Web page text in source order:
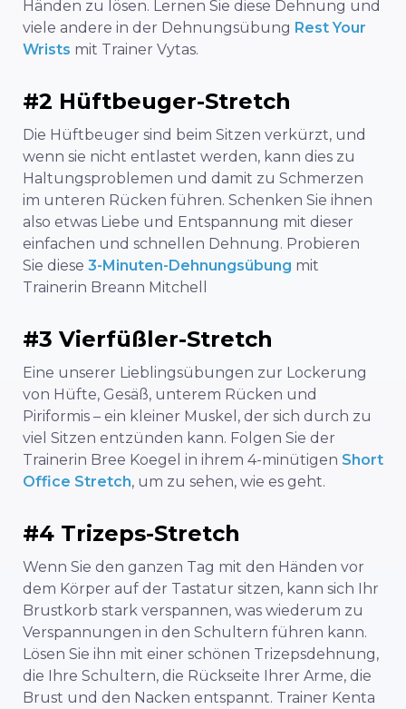
Händen zu lösen. Lernen Sie diese Dehnung und
viele andere in der Dehnungsübung Rest Your
Wrists mit Trainer Vytas.
#2 Hüftbeuger-Stretch
Die Hüftbeuger sind beim Sitzen verkürzt, und
wenn sie nicht entlastet werden, kann dies zu
Haltungsproblemen und damit zu Schmerzen
im unteren Rücken führen. Schenken Sie ihnen
also etwas Liebe und Entspannung mit dieser
einfachen und schnellen Dehnung. Probieren
Sie diese 3-Minuten-Dehnungsübung mit
Trainerin Breann Mitchell
#3 Vierfüßler-Stretch
Eine unserer Lieblingsübungen zur Lockerung
von Hüfte, Gesäß, unterem Rücken und
Piriformis – ein kleiner Muskel, der sich durch zu
viel Sitzen entzünden kann. Folgen Sie der
Trainerin Bree Koegel in ihrem 4-minütigen Short
Office Stretch, um zu sehen, wie es geht.
#4 Trizeps-Stretch
Wenn Sie den ganzen Tag mit den Händen vor
dem Körper auf der Tastatur sitzen, kann sich Ihr
Brustkorb stark verspannen, was wiederum zu
Verspannungen in den Schultern führen kann.
Lösen Sie ihn mit einer schönen Trizepsdehnung,
die Ihre Schultern, die Rückseite Ihrer Arme, die
Brust und den Nacken entspannt. Trainer Kenta